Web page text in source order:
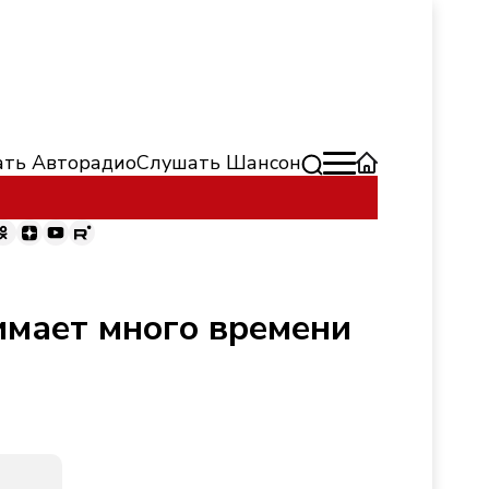
АвторадиоСлушать Шансон
много времени